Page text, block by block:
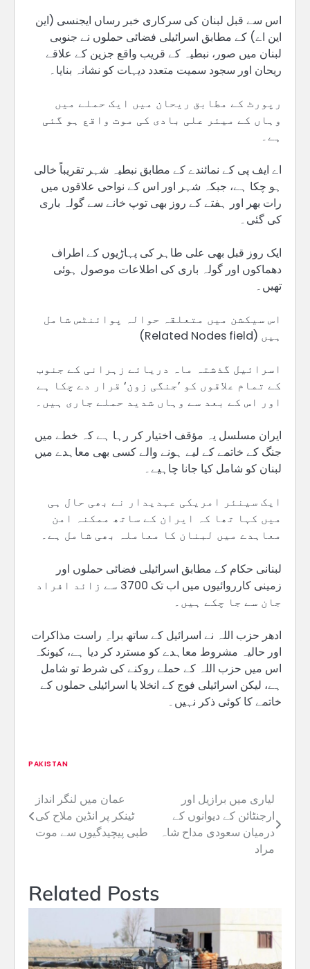
اس سے قبل لبنان کی سرکاری خبر رساں ایجنسی (این
این اے) کے مطابق اسرائیلی فضائی حملوں نے جنوبی
لبنان میں صور، نبطیہ کے قریب واقع جزین کے علاقے
ریحان اور سجود سمیت متعدد دیہات کو نشانہ بنایا۔
رپورٹ کے مطابق ریحان میں ایک حملے میں
وہاں کے میئر علی بادی کی موت واقع ہو گئی
ہے۔
اے ایف پی کے نمائندے کے مطابق نبطیہ شہر تقریباً خالی
ہو چکا ہے، جبکہ شہر اور اس کے نواحی علاقوں میں
رات بھر اور ہفتے کے روز بھی توپ خانے سے گولہ باری
کی گئی۔
ایک روز قبل بھی علی طاہر کی پہاڑیوں کے اطراف
دھماکوں اور گولہ باری کی اطلاعات موصول ہوئی
تھیں۔
اس سیکشن میں متعلقہ حوالہ پوائنٹس شامل
ہیں (Related Nodes field)
اسرائیل گذشتہ ماہ دریائے زہرانی کے جنوب
کے تمام علاقوں کو ’جنگی زون‘ قرار دے چکا ہے
اور اس کے بعد سے وہاں شدید حملے جاری ہیں۔
ایران مسلسل یہ مؤقف اختیار کر رہا ہے کہ خطے میں
جنگ کے خاتمے کے لیے ہونے والے کسی بھی معاہدے میں
لبنان کو شامل کیا جانا چاہیے۔
ایک سینئر امریکی عہدیدار نے بھی حال ہی
میں کہا تھا کہ ایران کے ساتھ ممکنہ امن
معاہدے میں لبنان کا معاملہ بھی شامل ہے۔
لبنانی حکام کے مطابق اسرائیلی فضائی حملوں اور
زمینی کارروائیوں میں اب تک 3700 سے زائد افراد
جان سے جا چکے ہیں۔
ادھر حزب اللہ نے اسرائیل کے ساتھ براہِ راست مذاکرات
اور حالیہ مشروط معاہدے کو مسترد کر دیا ہے، کیونکہ
اس میں حزب اللہ کے حملے روکنے کی شرط تو شامل
ہے، لیکن اسرائیلی فوج کے انخلا یا اسرائیلی حملوں کے
خاتمے کا کوئی ذکر نہیں۔
PAKISTAN
Post
navigation
عمان میں لنگر انداز
ٹینکر پر انڈین ملاح کی
طبی پیچیدگیوں سے موت
لیاری میں برازیل اور
ارجنٹائن کے دیوانوں کے
درمیان سعودی مداح شاہ
مراد
Related Posts